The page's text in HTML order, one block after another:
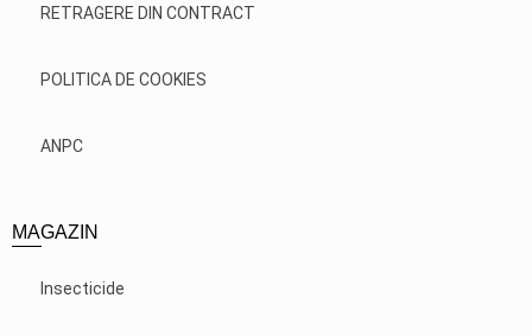
RETRAGERE DIN CONTRACT
POLITICA DE COOKIES
ANPC
MAGAZIN
Insecticide